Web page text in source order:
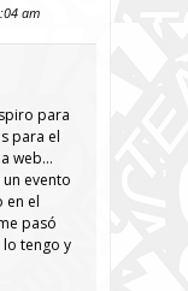
am
para
para el
web…
evento
en el
pasó
tengo y